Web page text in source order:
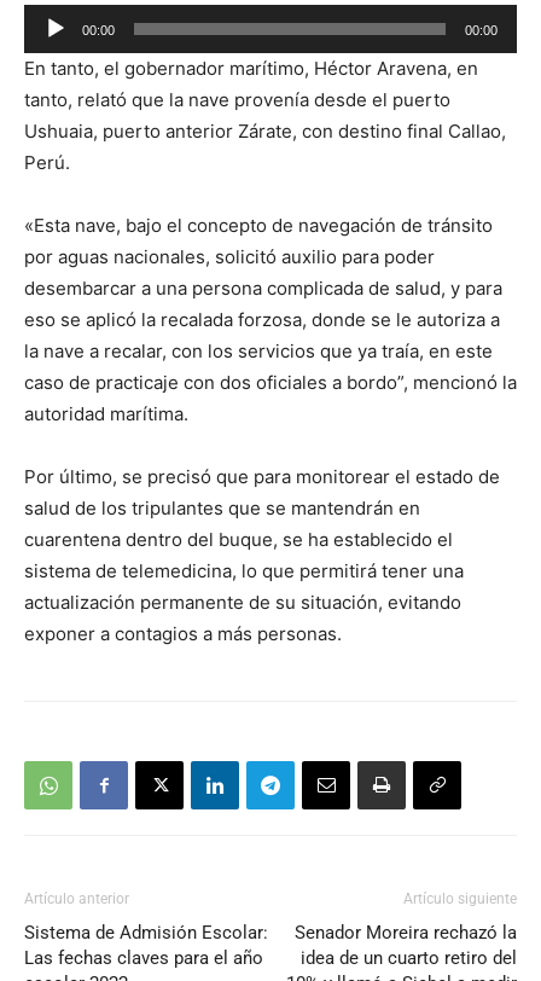
Reproductor
de
audio
00:00 00:00
En tanto, el gobernador marítimo, Héctor Aravena, en
tanto, relató que la nave provenía desde el puerto
Ushuaia, puerto anterior Zárate, con destino final Callao,
Perú.
«Esta nave, bajo el concepto de navegación de tránsito
por aguas nacionales, solicitó auxilio para poder
desembarcar a una persona complicada de salud, y para
eso se aplicó la recalada forzosa, donde se le autoriza a
la nave a recalar, con los servicios que ya traía, en este
caso de practicaje con dos oficiales a bordo”, mencionó la
autoridad marítima.
Por último, se precisó que para monitorear el estado de
salud de los tripulantes que se mantendrán en
cuarentena dentro del buque, se ha establecido el
sistema de telemedicina, lo que permitirá tener una
actualización permanente de su situación, evitando
exponer a contagios a más personas.
Artículo anterior
Sistema de Admisión Escolar:
Las fechas claves para el año
Artículo siguiente
Senador Moreira rechazó la
idea de un cuarto retiro del